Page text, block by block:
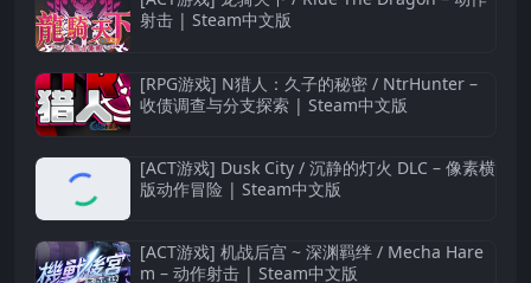
射击 | Steam中文版
[RPG游戏] N猎人：久子的秘密 / NtrHunter –
收债调查与分支探索 | Steam中文版
[ACT游戏] Dusk City / 沉静的灯火 DLC – 像素横
版动作冒险 | Steam中文版
[ACT游戏] 机战后宫 ~ 深渊羁绊 / Mecha Hare
m – 动作射击 | Steam中文版